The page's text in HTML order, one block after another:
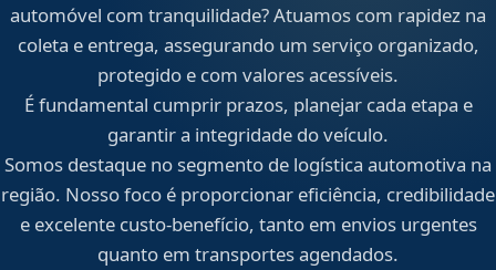
automóvel com tranquilidade? Atuamos com rapidez na
coleta e entrega, assegurando um serviço organizado,
protegido e com valores acessíveis.
É fundamental cumprir prazos, planejar cada etapa e
garantir a integridade do veículo.
Somos destaque no segmento de logística automotiva na
região. Nosso foco é proporcionar eficiência, credibilidade
e excelente custo-benefício, tanto em envios urgentes
quanto em transportes agendados.